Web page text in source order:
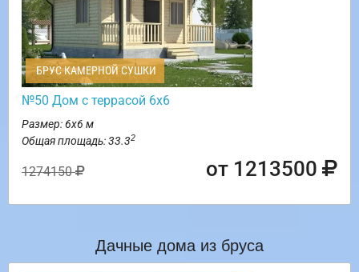
БРУС КАМЕРНОЙ СУШКИ
№50 Дом с террасой 6х6
Размер: 6х6 м
Общая площадь: 33.32
1274150 от 1213500
Дачные дома из бруса